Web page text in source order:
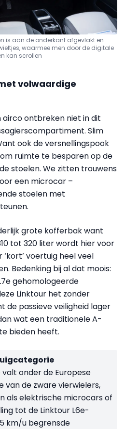
is aan de onderkant afgevlakt en
waarmee men door de digitale
kan scrollen
volwaardige
ontbreken niet in dit
Slim
ook de versnellingspook
ruimte te besparen op de
stoelen. We zitten trouwens
een microcar –
stoelen met
grote kofferbak want
tot 320 liter wordt hier voor
voertuig heel veel
Bedenking bij al dat moois:
gehomologeerde
Linktour het zonder
de passieve veiligheid lager
wat een traditionele A-
bieden heeft.
valt onder de Europese
van de zware vierwielers,
als elektrische microcars of
tot de Linktour L6e-
km/u begrensde